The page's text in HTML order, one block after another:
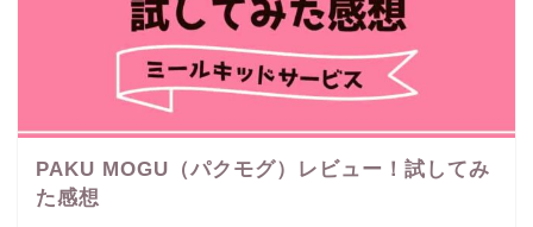
PAKU MOGU（パクモグ）レビュー！試してみ
た感想